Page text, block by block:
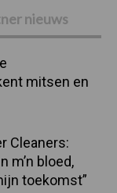
nieuws
mitsen en
Cleaners:
m’n bloed,
toekomst”